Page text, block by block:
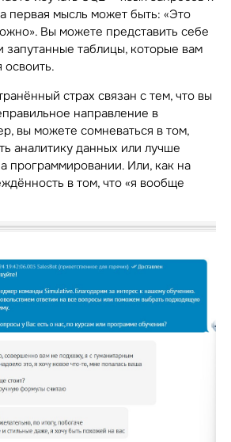
первая мысль может быть: «Это
Вы можете представить себе
таблицы, которые вам
освоить.
страх связан с тем, что вы
направление в
вы можете сомневаться в том,
аналитику данных или лучше
программировании. Или, как на
в том, что «я вообще